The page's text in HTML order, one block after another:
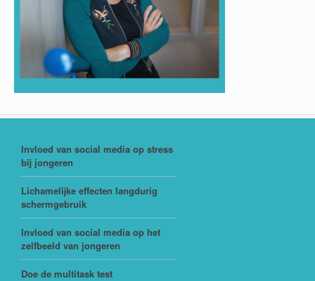
Invloed van social media op stress
bij jongeren
Lichamelijke effecten langdurig
schermgebruik
Invloed van social media op het
zelfbeeld van jongeren
Doe de multitask test